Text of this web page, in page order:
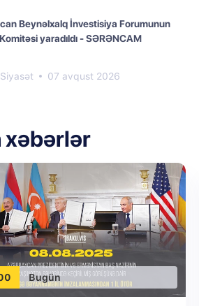
Beynəlxalq İnvestisiya Forumunun
yaradıldı - SƏRƏNCAM
Siyasət 07 avqust 2026
xəbərlər
Bugün